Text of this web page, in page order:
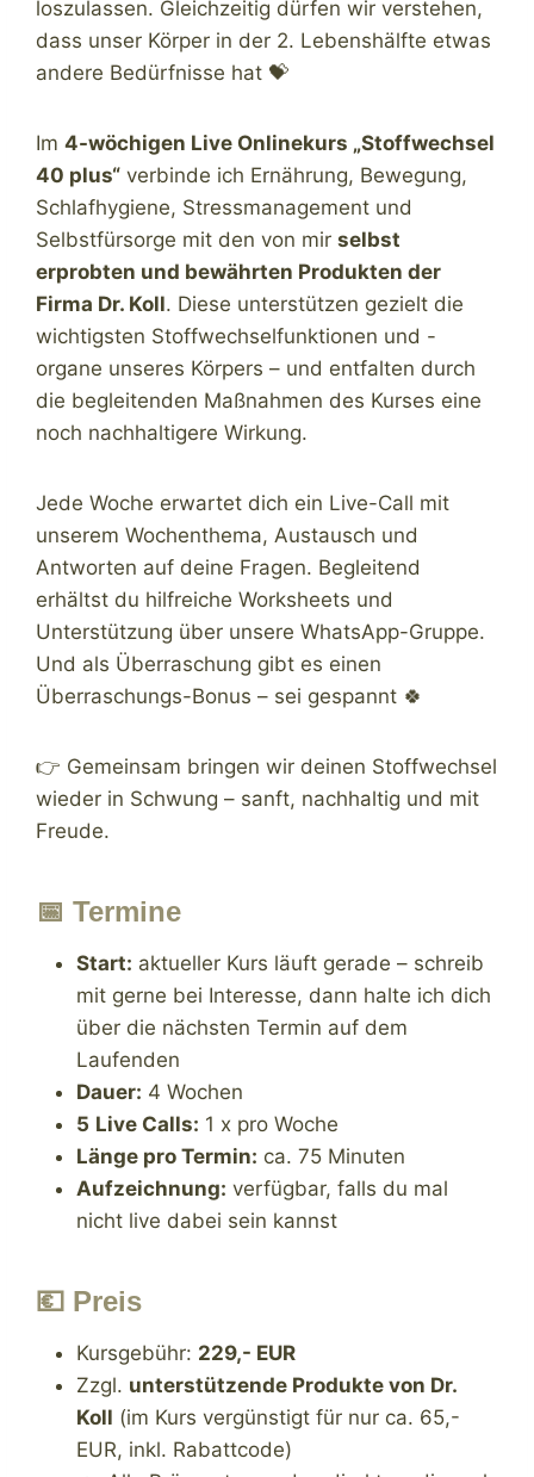
loszulassen. Gleichzeitig dürfen wir verstehen,
dass unser Körper in der 2. Lebenshälfte etwas
andere Bedürfnisse hat 💝
Im4-wöchigen Live Onlinekurs „Stoffwechsel
40 plus“ verbinde ich Ernährung, Bewegung,
Schlafhygiene, Stressmanagement und
Selbstfürsorge mit den von mirselbst
erprobten und bewährten Produkten der
Firma Dr. Koll. Diese unterstützen gezielt die
wichtigsten Stoffwechselfunktionen und -
organe unseres Körpers – und entfalten durch
die begleitenden Maßnahmen des Kurses eine
noch nachhaltigere Wirkung.
Jede Woche erwartet dich ein Live-Call mit
unserem Wochenthema, Austausch und
Antworten auf deine Fragen. Begleitend
erhältst du hilfreiche Worksheets und
Unterstützung über unsere WhatsApp-Gruppe.
Und als Überraschung gibt es einen
Überraschungs-Bonus – sei gespannt 🍀
👉 Gemeinsam bringen wir deinen Stoffwechsel
wieder in Schwung – sanft, nachhaltig und mit
Freude.
📅 Termine
Start: aktueller Kurs läuft gerade – schreib
mit gerne bei Interesse, dann halte ich dich
über die nächsten Termin auf dem
Laufenden
Dauer: 4 Wochen
5 Live Calls: 1 x pro Woche
Länge pro Termin: ca. 75 Minuten
Aufzeichnung: verfügbar, falls du mal
nicht live dabei sein kannst
💶 Preis
Kursgebühr: 229,- EUR
Zzgl. unterstützende Produkte von Dr.
Koll (im Kurs vergünstigt für nur ca. 65,-
EUR, inkl. Rabattcode)